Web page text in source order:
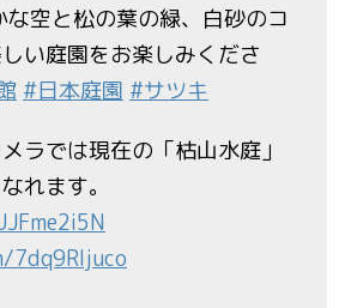
空と松の葉の緑、白砂のコ
い庭園をお楽しみくださ
#日本庭園 #サツキ
ラでは現在の「枯山水庭」
れます。
7dq9Rljuco